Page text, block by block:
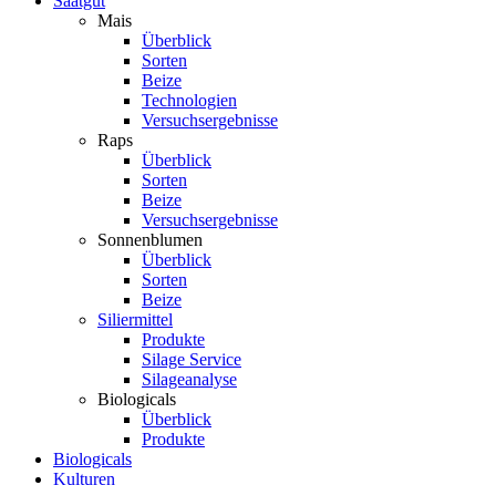
Mais
Überblick
Sorten
Beize
Technologien
Versuchsergebnisse
Raps
Überblick
Sorten
Beize
Versuchsergebnisse
Sonnenblumen
Überblick
Sorten
Beize
Siliermittel
Produkte
Silage Service
Silageanalyse
Biologicals
Überblick
Produkte
Biologicals
Kulturen